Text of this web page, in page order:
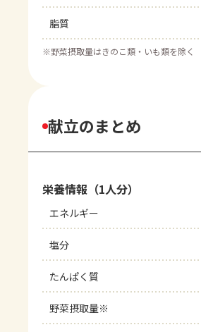
脂質
※野菜摂取量はきのこ類・いも類を除く
献立のまとめ
栄養情報（1人分）
エネルギー
塩分
たんぱく質
野菜摂取量※